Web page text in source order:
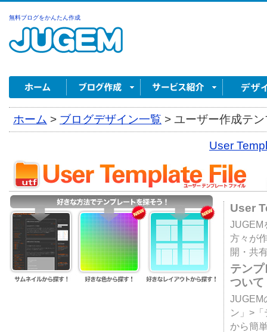
無料ブログをかんたん作成
ホーム > ブログデザイン一覧 > ユーザー作成テ
User
User
JUGEM
方々が
開・共
テン
ついて
JUGEM
ン」>
から簡